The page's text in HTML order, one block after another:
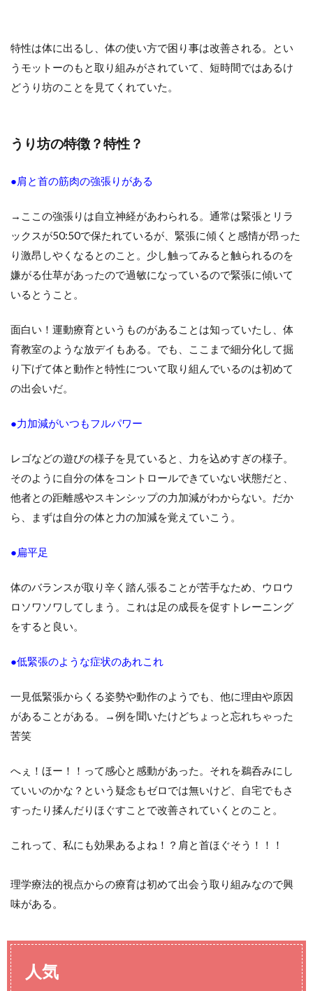
特性は体に出るし、体の使い方で困り事は改善される。とい
うモットーのもと取り組みがされていて、短時間ではあるけ
どうり坊のことを見てくれていた。
うり坊の特徴？特性？
●肩と首の筋肉の強張りがある
→ここの強張りは自立神経があわられる。通常は緊張とリラ
ックスが50:50で保たれているが、緊張に傾くと感情が昂った
り激昂しやくなるとのこと。少し触ってみると触られるのを
嫌がる仕草があったので過敏になっているので緊張に傾いて
いるとうこと。
面白い！運動療育というものがあることは知っていたし、体
育教室のような放デイもある。でも、ここまで細分化して掘
り下げて体と動作と特性について取り組んでいるのは初めて
の出会いだ。
●力加減がいつもフルパワー
レゴなどの遊びの様子を見ていると、力を込めすぎの様子。
そのように自分の体をコントロールできていない状態だと、
他者との距離感やスキンシップの力加減がわからない。だか
ら、まずは自分の体と力の加減を覚えていこう。
●扁平足
体のバランスが取り辛く踏ん張ることが苦手なため、ウロウ
ロソワソワしてしまう。これは足の成長を促すトレーニング
をすると良い。
●低緊張のような症状のあれこれ
一見低緊張からくる姿勢や動作のようでも、他に理由や原因
があることがある。→例を聞いたけどちょっと忘れちゃった
苦笑
へぇ！ほー！！って感心と感動があった。それを鵜呑みにし
ていいのかな？という疑念もゼロでは無いけど、自宅でもさ
すったり揉んだりほぐすことで改善されていくとのこと。
これって、私にも効果あるよね！？肩と首ほぐそう！！！
理学療法的視点からの療育は初めて出会う取り組みなので興
味がある。
人気